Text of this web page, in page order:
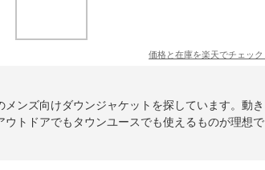
価格と在庫を楽天でチェック
ンズ向けダウンジャケットを探しています。動き
トドアでもタウンユースでも使えるものが理想で